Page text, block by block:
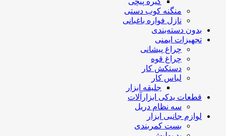
منگنه کوب دستی
نازل فواره باغبانی
بدون دسته‌بندی
تجهیزات ایمنی
چراغ پیشانی
چراغ قوه
دستکش کار
لباس کار
جلیقه ابزار
قطعات یدکی ابزارآلات
سه نظام دریل
لوازم جانبی ابزار
بست کمربندی